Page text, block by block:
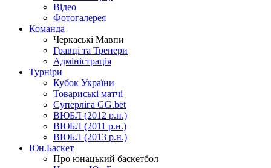
Відео
Фотогалерея
Команда
Черкаські Мавпи
Гравці та Тренери
Адміністрація
Турніри
Кубок України
Товариські матчі
Суперліга GG.bet
ВЮБЛ (2012 р.н.)
ВЮБЛ (2011 р.н.)
ВЮБЛ (2013 р.н.)
Юн.Баскет
Про юнацький баскетбол